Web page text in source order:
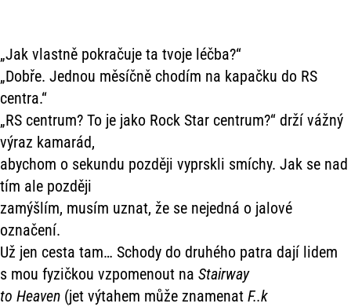
„Jak vlastně pokračuje ta tvoje léčba?“
„Dobře. Jednou měsíčně chodím na kapačku do RS
centra.“
„RS centrum? To je jako Rock Star centrum?“ drží vážný
výraz kamarád,
abychom o sekundu později vyprskli smíchy. Jak se nad
tím ale později
zamýšlím, musím uznat, že se nejedná o jalové
označení.
Už jen cesta tam… Schody do druhého patra dají lidem
s mou fyzičkou vzpomenout na Stairway
to Heaven (jet výtahem může znamenat F..k